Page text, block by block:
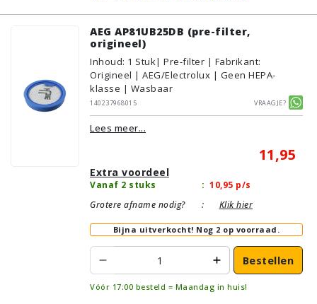
AEG AP81UB25DB (pre-filter,
origineel)
Inhoud: 1 Stuk| Pre-filter | Fabrikant:
Origineel | AEG/Electrolux | Geen HEPA-
klasse | Wasbaar
140237968015
Vraagje?
Lees meer...
11,95
Extra voordeel
Vanaf 2 stuks : 10,95 p/s
Grotere afname nodig?
: Klik hier
Bijna uitverkocht! Nog 2 op voorraad.
Bestellen
Vóór 17:00 besteld = Maandag in huis!